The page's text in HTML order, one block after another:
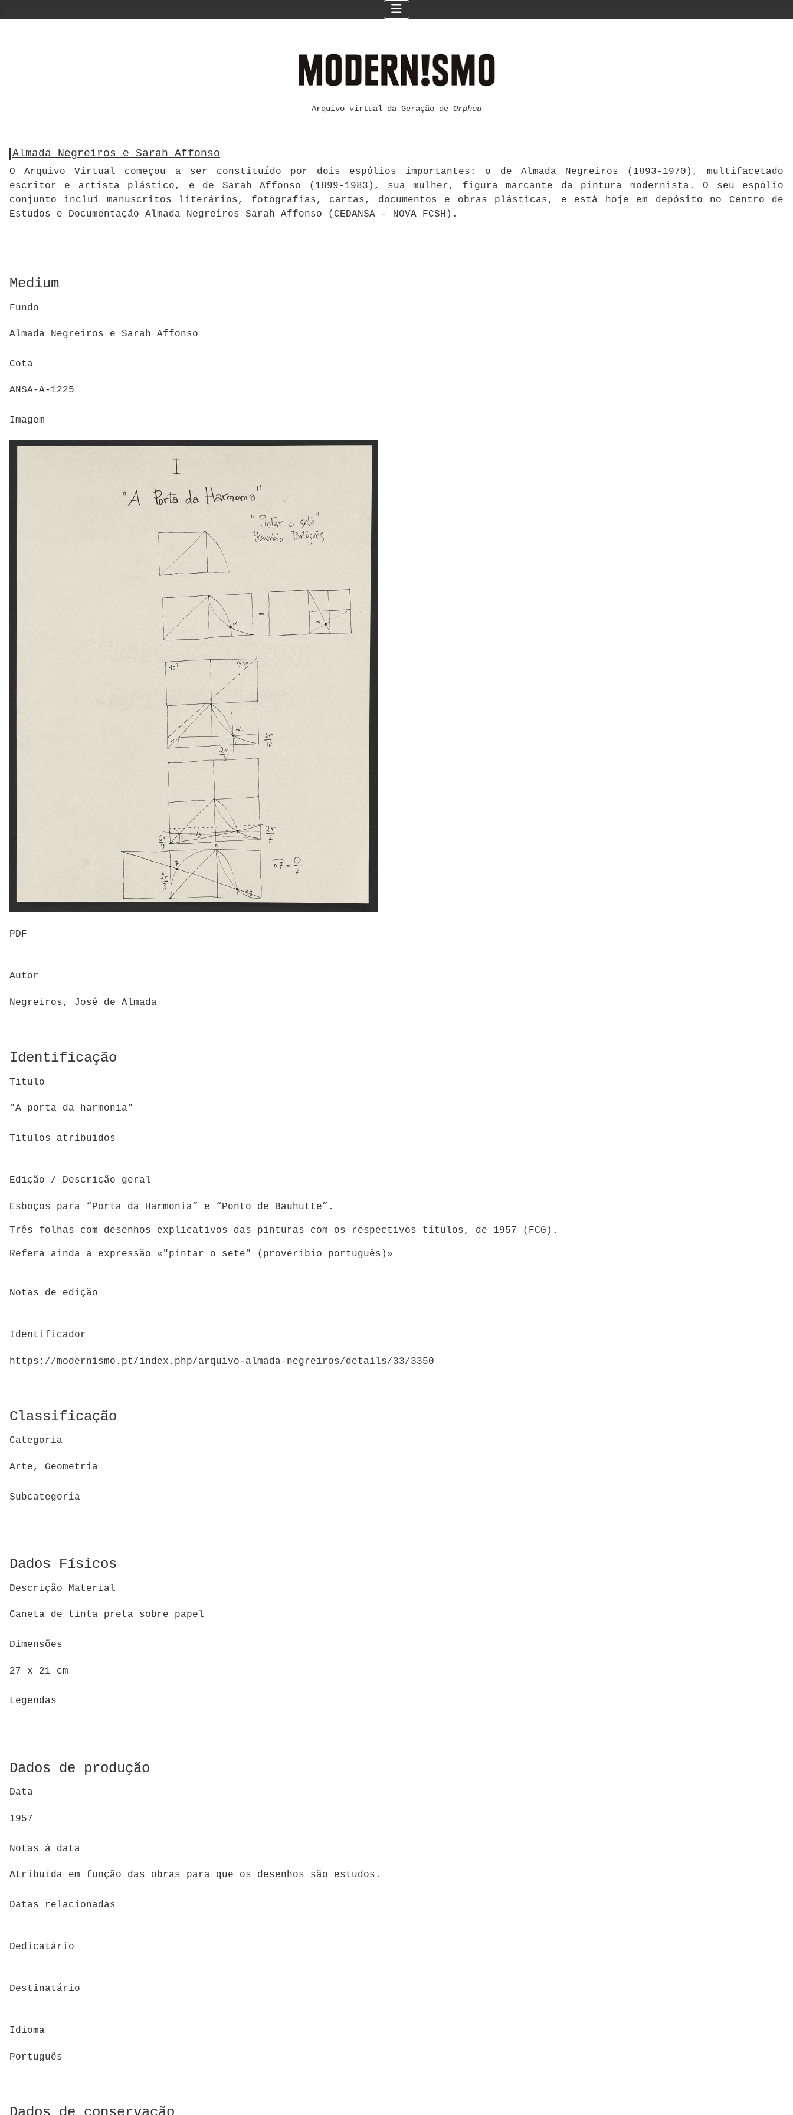
Arquivo virtual da Geração de Orpheu
Almada Negreiros e Sarah Affonso
O Arquivo Virtual começou a ser constituído por dois espólios importantes: o de Almada Negreiros (1893-1970), multifacetado
escritor e artista plástico, e de Sarah Affonso (1899-1983), sua mulher, figura marcante da pintura modernista. O seu espólio
conjunto inclui manuscritos literários, fotografias, cartas, documentos e obras plásticas, e está hoje em depósito no Centro de
Estudos e Documentação Almada Negreiros Sarah Affonso (CEDANSA - NOVA FCSH).
Medium
Fundo
Almada Negreiros e Sarah Affonso
Cota
ANSA-A-1225
Imagem
PDF
Autor
Negreiros, José de Almada
Identificação
Titulo
"A porta da harmonia"
Titulos atríbuidos
Edição / Descrição geral
Esboços para “Porta da Harmonia” e “Ponto de Bauhutte”.
Três folhas com desenhos explicativos das pinturas com os respectivos títulos, de 1957 (FCG).
Refera ainda a expressão «"pintar o sete" (provéribio português)»
Notas de edição
Identificador
https://modernismo.pt/index.php/arquivo-almada-negreiros/details/33/3350
Classificação
Categoria
Arte, Geometria
Subcategoria
Dados Físicos
Descrição Material
Caneta de tinta preta sobre papel
Dimensões
27 x 21 cm
Legendas
Dados de produção
Data
1957
Notas à data
Atribuída em função das obras para que os desenhos são estudos.
Datas relacionadas
Dedicatário
Destinatário
Idioma
Português